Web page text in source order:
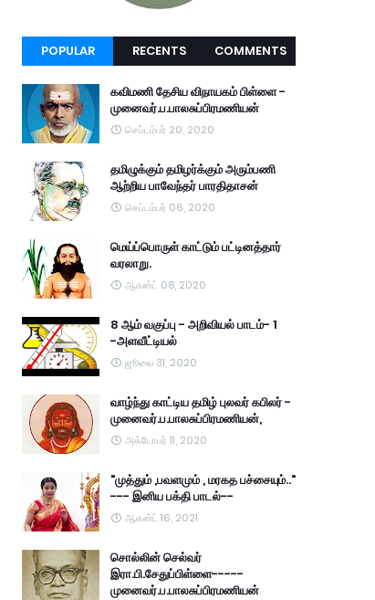
POPULAR RECENTS COMMENTS
கவிமணி தேசிய விநாயகம் பிள்ளை -
முனைவர்.ப.பாலசுப்பிரமணியன்
செப்டம்பர் 20, 2020
தமிழுக்கும் தமிழர்க்கும் அரும்பணி
ஆற்றிய பாவேந்தர் பாரதிதாசன்
செப்டம்பர் 06, 2020
மெய்ப்பொருள் காட்டும் பட்டினத்தார்
வரலாறு.
ஆகஸ்ட் 08, 2020
8 ஆம் வகுப்பு - அறிவியல் பாடம்- 1
-அளவீட்டியல்
ஜூலை 31, 2020
வாழ்ந்து காட்டிய தமிழ் புலவர் கபிலர் -
முனைவர்.ப.பாலசுப்பிரமணியன்,
அக்டோபர் 11, 2020
"முத்தும் ,பவளமும் , மரகத பச்சையும்.."
--- இனிய பக்தி பாடல்--
ஆகஸ்ட் 16, 2021
சொல்லின் செல்வர்
இரா.பி.சேதுப்பிள்ளை-----
முனைவர்.ப.பாலசுப்பிரமணியன்